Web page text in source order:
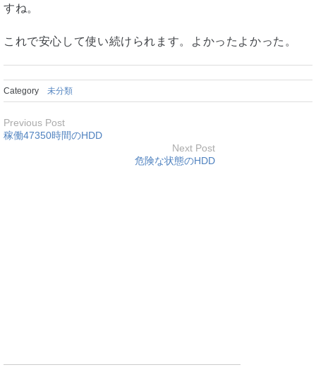
すね。
これで安心して使い続けられます。よかったよかった。
Category 未分類
Previous Post
稼働47350時間のHDD
Next Post
危険な状態のHDD